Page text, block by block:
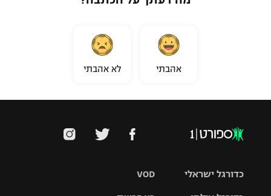
אהבתי לא אהבתי
VOD כדורגל ישראלי